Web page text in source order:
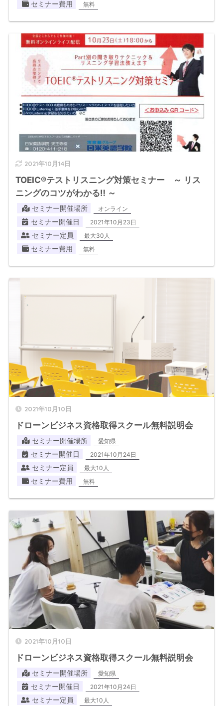
セミナー費用 無料
2021年10月14日
TOEIC®テストリスニング対策セミナー ～ リス
ニングのコツがわかる‼ ～
セミナー開催場所 オンライン
セミナー開催日 2021年10月23日
セミナー定員 最大30人
セミナー費用 無料
2021年10月10日
ドローンビジネス資格取得スクール無料説明会
セミナー開催場所 愛知県
セミナー開催日 2021年10月24日
セミナー定員 最大10人
セミナー費用 無料
2021年10月10日
ドローンビジネス資格取得スクール無料説明会
セミナー開催場所 愛知県
セミナー開催日 2021年10月24日
セミナー定員 最大10人